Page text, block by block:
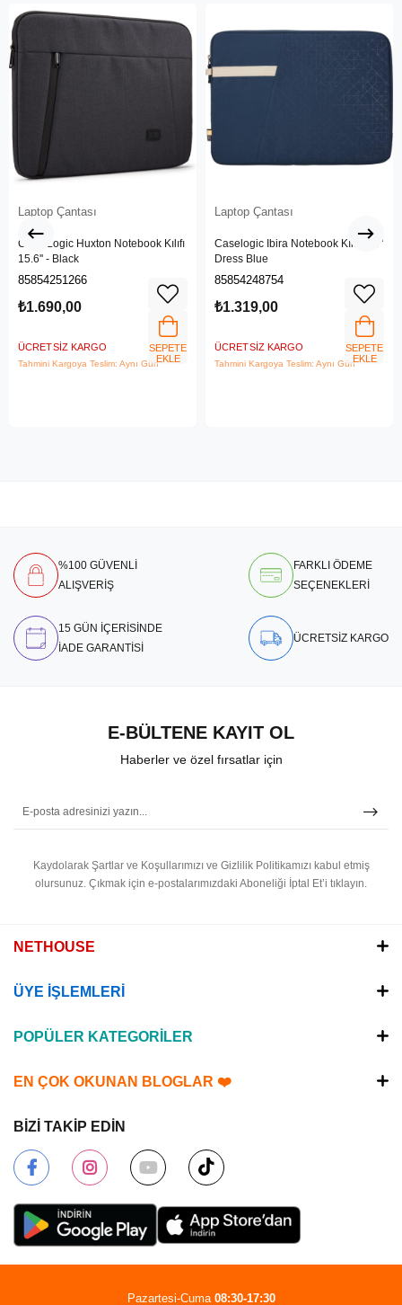
Laptop Çantası
Case Logic Huxton Notebook Kılıfı
15.6'' - Black
85854251266
₺1.690,00
ÜCRETSIZ KARGO
Tahmini Kargoya Teslim: Aynı Gün
SEPETE
EKLE
Laptop Çantası
Caselogic Ibira Notebook Kılıfı, 14"
Dress Blue
85854248754
₺1.319,00
ÜCRETSIZ KARGO
Tahmini Kargoya Teslim: Aynı Gün
SEPETE
EKLE
%100 GÜVENLİ
ALIŞVERİŞ
FARKLI ÖDEME
SEÇENEKLERİ
15 GÜN İÇERİSİNDE
İADE GARANTİSİ
ÜCRETSİZ KARGO
E-BÜLTENE KAYIT OL
Haberler ve özel fırsatlar için
Kaydolarak Şartlar ve Koşullarımızı ve Gizlilik Politikamızı kabul etmiş
olursunuz. Çıkmak için e-postalarımızdaki Aboneliği İptal Et’i tıklayın.
NETHOUSE
ÜYE İŞLEMLERİ
POPÜLER KATEGORİLER
EN ÇOK OKUNAN BLOGLAR ❤️
BİZİ TAKİP EDİN
Pazartesi-Cuma 08:30-17:30